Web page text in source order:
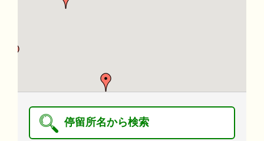
停留所名から検索